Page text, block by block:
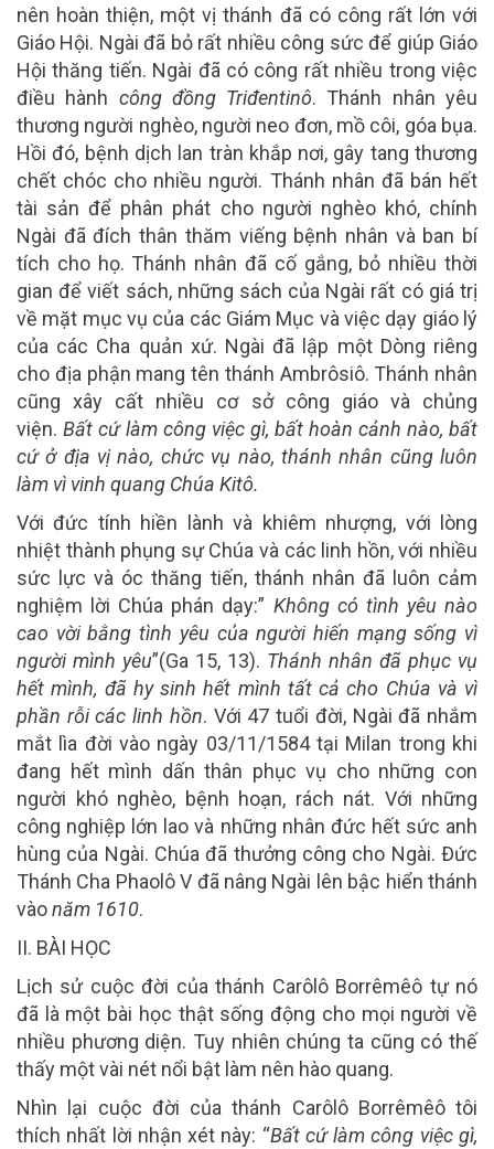
nên hoàn thiện, một vị thánh đã có công rất lớn với
Giáo Hội. Ngài đã bỏ rất nhiều công sức để giúp Giáo
Hội thăng tiến. Ngài đã có công rất nhiều trong việc
điều hành công đồng Triđentinô. Thánh nhân yêu
thương người nghèo, người neo đơn, mồ côi, góa bụa.
Hồi đó, bệnh dịch lan tràn khắp nơi, gây tang thương
chết chóc cho nhiều người. Thánh nhân đã bán hết
tài sản để phân phát cho người nghèo khó, chính
Ngài đã đích thân thăm viếng bệnh nhân và ban bí
tích cho họ. Thánh nhân đã cố gắng, bỏ nhiều thời
gian để viết sách, những sách của Ngài rất có giá trị
về mặt mục vụ của các Giám Mục và việc dạy giáo lý
của các Cha quản xứ. Ngài đã lập một Dòng riêng
cho địa phận mang tên thánh Ambrôsiô. Thánh nhân
cũng xây cất nhiều cơ sở công giáo và chủng
viện. Bất cứ làm công việc gì, bất hoàn cảnh nào, bất
cứ ở địa vị nào, chức vụ nào, thánh nhân cũng luôn
làm vì vinh quang Chúa Kitô.
Với đức tính hiền lành và khiêm nhượng, với lòng
nhiệt thành phụng sự Chúa và các linh hồn, với nhiều
sức lực và óc thăng tiến, thánh nhân đã luôn cảm
nghiệm lời Chúa phán dạy:” Không có tình yêu nào
cao vời bằng tình yêu của người hiến mạng sống vì
người mình yêu”(Ga 15, 13). Thánh nhân đã phục vụ
hết mình, đã hy sinh hết mình tất cả cho Chúa và vì
phần rỗi các linh hồn. Với 47 tuổi đời, Ngài đã nhắm
mắt lìa đời vào ngày 03/11/1584 tại Milan trong khi
đang hết mình dấn thân phục vụ cho những con
người khó nghèo, bệnh hoạn, rách nát. Với những
công nghiệp lớn lao và những nhân đức hết sức anh
hùng của Ngài. Chúa đã thưởng công cho Ngài. Ðức
Thánh Cha Phaolô V đã nâng Ngài lên bậc hiển thánh
vàonăm 1610.
II. BÀI HỌC
Lịch sử cuộc đời của thánh Carôlô Borrêmêô tự nó
đã là một bài học thật sống động cho mọi người về
nhiều phương diện. Tuy nhiên chúng ta cũng có thế
thấy một vài nét nổi bật làm nên hào quang.
Nhìn lại cuộc đời của thánh Carôlô Borrêmêô tôi
thích nhất lời nhận xét này: “Bất cứ làm công việc gì,